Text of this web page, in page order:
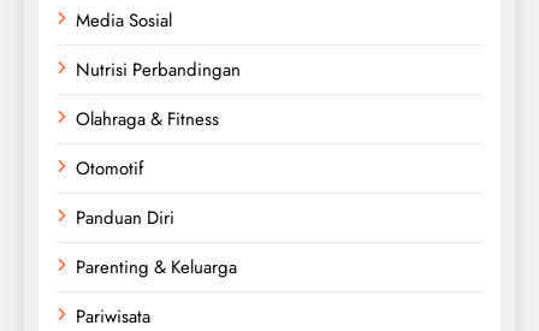
Media Sosial
Nutrisi Perbandingan
Olahraga & Fitness
Otomotif
Panduan Diri
Parenting & Keluarga
Pariwisata